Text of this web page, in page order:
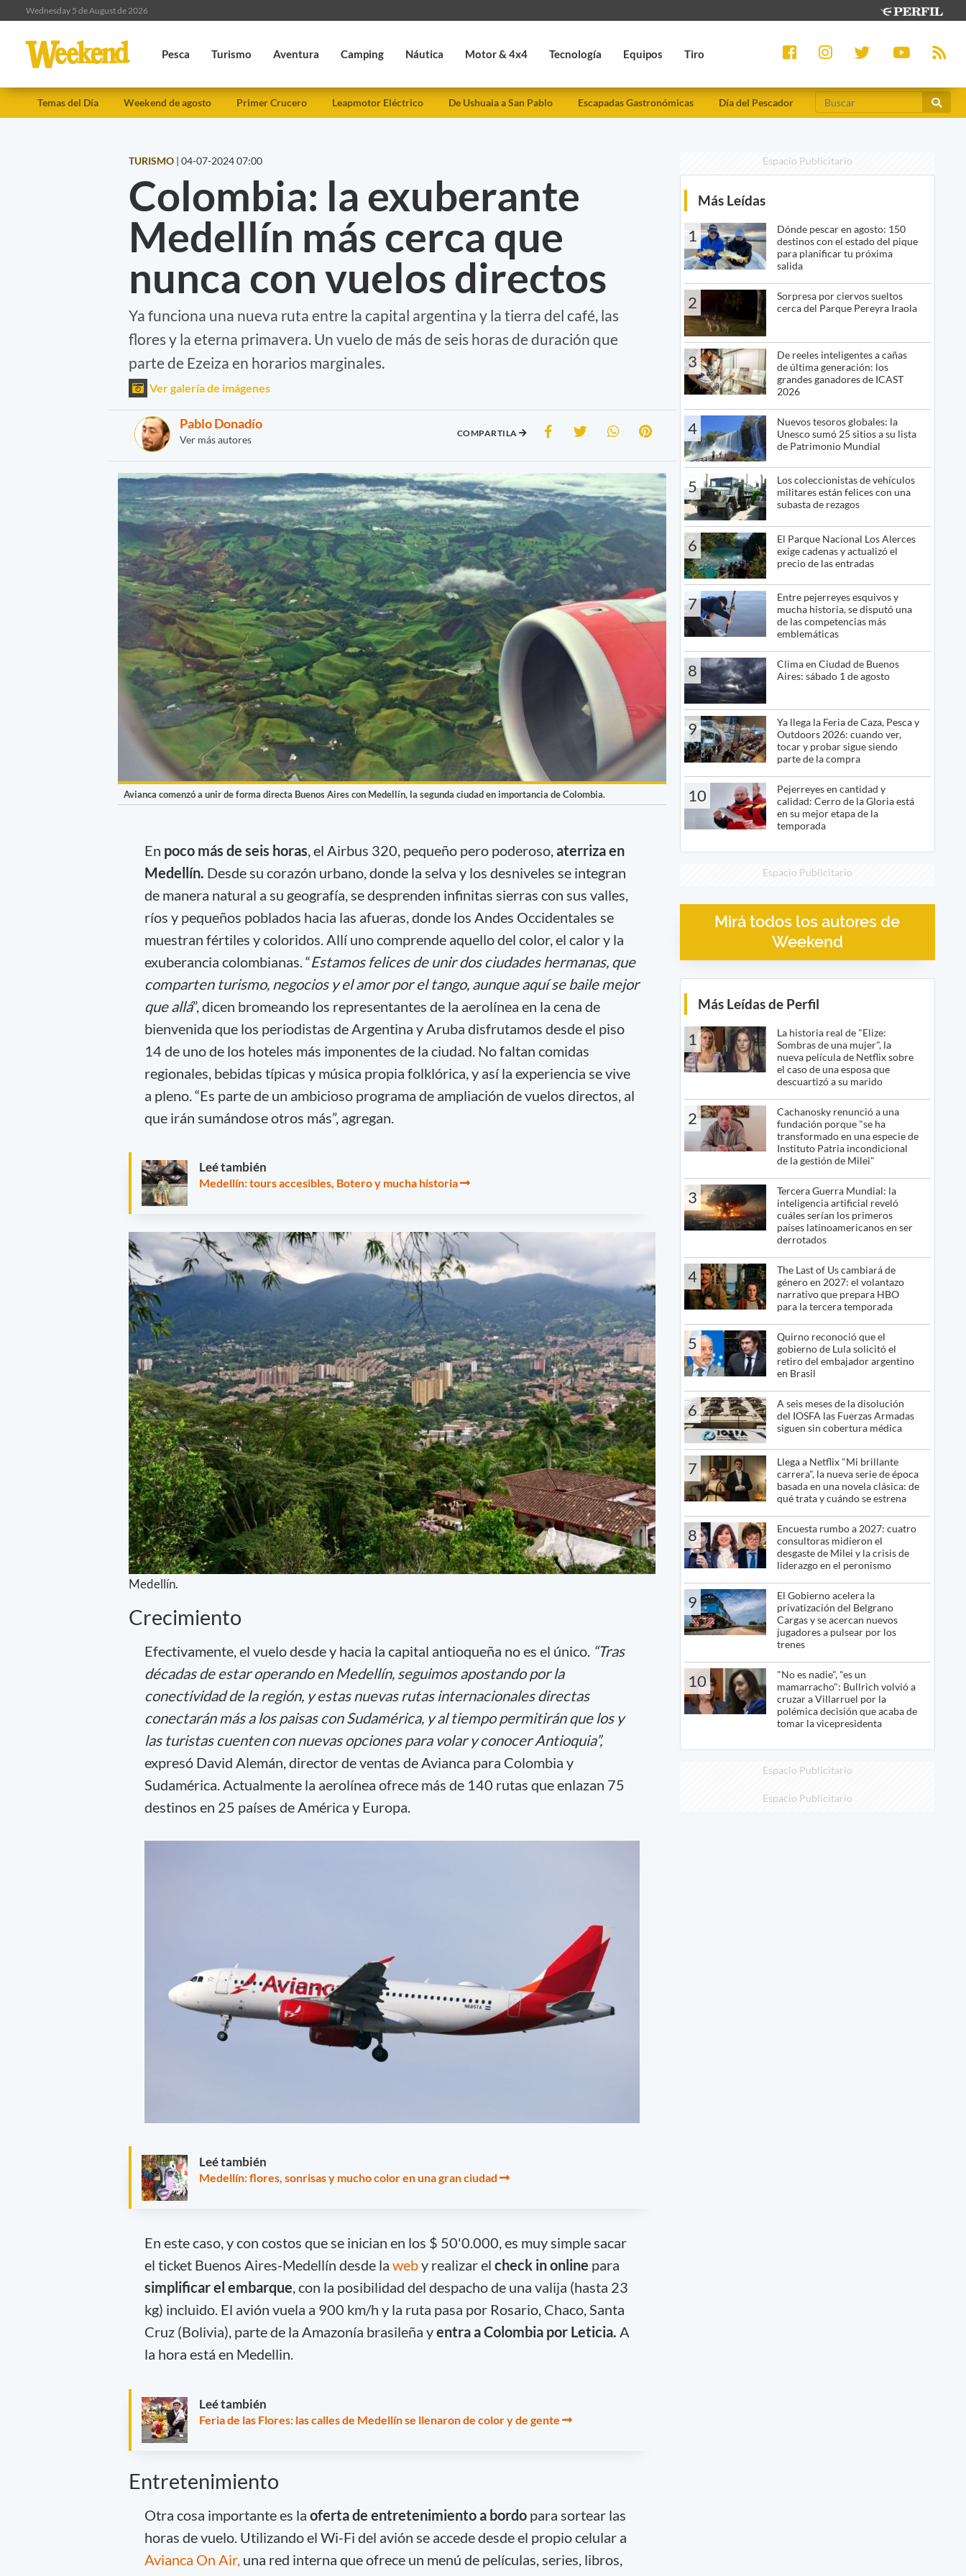
Wednesday 5 de August de 2026
Pesca Turismo Aventura Camping Náutica Motor & 4x4 Tecnología Equipos Tiro
Temas del Día Weekend de agosto Primer Crucero Leapmotor Eléctrico De Ushuaia a San Pablo Escapadas Gastronómicas Día del Pescador
TURISMO | 04-07-2024 07:00
Colombia: la exuberante
Medellín más cerca que
nunca con vuelos directos
Ya funciona una nueva ruta entre la capital argentina y la tierra del café, las
flores y la eterna primavera. Un vuelo de más de seis horas de duración que
parte de Ezeiza en horarios marginales.
Ver galería de imágenes
Pablo Donadío
Ver más autores
COMPARTILA
Avianca comenzó a unir de forma directa Buenos Aires con Medellín, la segunda ciudad en importancia de Colombia.
En poco más de seis horas , el Airbus 320, pequeño pero poderoso, aterriza en
Medellín. Desde su corazón urbano, donde la selva y los desniveles se integran
de manera natural a su geografía, se desprenden infinitas sierras con sus valles,
ríos y pequeños poblados hacia las afueras, donde los Andes Occidentales se
muestran fértiles y coloridos. Allí uno comprende aquello del color, el calor y la
exuberancia colombianas. “Estamos felices de unir dos ciudades hermanas, que
comparten turismo, negocios y el amor por el tango, aunque aquí se baile mejor
que allá”, dicen bromeando los representantes de la aerolínea en la cena de
bienvenida que los periodistas de Argentina y Aruba disfrutamos desde el piso
14 de uno de los hoteles más imponentes de la ciudad. No faltan comidas
regionales, bebidas típicas y música propia folklórica, y así la experiencia se vive
a pleno. “Es parte de un ambicioso programa de ampliación de vuelos directos, al
que irán sumándose otros más”, agregan.
Leé también
Medellín: tours accesibles, Botero y mucha historia
Medellín.
Crecimiento
Efectivamente, el vuelo desde y hacia la capital antioqueña no es el único. “Tras
décadas de estar operando en Medellín, seguimos apostando por la
conectividad de la región, y estas nuevas rutas internacionales directas
conectarán más a los paisas con Sudamérica, y al tiempo permitirán que los y
las turistas cuenten con nuevas opciones para volar y conocer Antioquia”,
expresó David Alemán, director de ventas de Avianca para Colombia y
Sudamérica. Actualmente la aerolínea ofrece más de 140 rutas que enlazan 75
destinos en 25 países de América y Europa.
Leé también
Medellín: flores, sonrisas y mucho color en una gran ciudad
En este caso, y con costos que se inician en los $ 50'0.000, es muy simple sacar
el ticket Buenos Aires-Medellín desde la weby realizar el check in online para
simplificar el embarque, con la posibilidad del despacho de una valija (hasta 23
kg) incluido. El avión vuela a 900 km/h y la ruta pasa por Rosario, Chaco, Santa
Cruz (Bolivia), parte de la Amazonía brasileña yentra a Colombia por Leticia. A
la hora está en Medellin.
Leé también
Feria de las Flores: las calles de Medellín se llenaron de color y de gente
Entretenimiento
Otra cosa importante es la oferta de entretenimiento a bordo para sortear las
horas de vuelo. Utilizando el Wi-Fi del avión se accede desde el propio celular a
Avianca On Air,una red interna que ofrece un menú de películas, series, libros,
Espacio Publicitario
Más Leídas
1
Dónde pescar en agosto: 150
destinos con el estado del pique
para planificar tu próxima
salida
2
Sorpresa por ciervos sueltos
cerca del Parque Pereyra Iraola
3
De reeles inteligentes a cañas
de última generación: los
grandes ganadores de ICAST
2026
4
Nuevos tesoros globales: la
Unesco sumó 25 sitios a su lista
de Patrimonio Mundial
5
Los coleccionistas de vehículos
militares están felices con una
subasta de rezagos
6
El Parque Nacional Los Alerces
exige cadenas y actualizó el
precio de las entradas
7
Entre pejerreyes esquivos y
mucha historia, se disputó una
de las competencias más
emblemáticas
8
Clima en Ciudad de Buenos
Aires: sábado 1 de agosto
9
Ya llega la Feria de Caza, Pesca y
Outdoors 2026: cuando ver,
tocar y probar sigue siendo
parte de la compra
10
Pejerreyes en cantidad y
calidad: Cerro de la Gloria está
en su mejor etapa de la
temporada
Espacio Publicitario
Mirá todos los autores de
Weekend
Más Leídas de Perfil
1
La historia real de "Elize:
Sombras de una mujer", la
nueva película de Netflix sobre
el caso de una esposa que
descuartizó a su marido
2
Cachanosky renunció a una
fundación porque "se ha
transformado en una especie de
Instituto Patria incondicional
de la gestión de Milei"
3
Tercera Guerra Mundial: la
inteligencia artificial reveló
cuáles serían los primeros
países latinoamericanos en ser
derrotados
4
The Last of Us cambiará de
género en 2027: el volantazo
narrativo que prepara HBO
para la tercera temporada
5
Quirno reconoció que el
gobierno de Lula solicitó el
retiro del embajador argentino
en Brasil
6
A seis meses de la disolución
del IOSFA las Fuerzas Armadas
siguen sin cobertura médica
7
Llega a Netflix "Mi brillante
carrera", la nueva serie de época
basada en una novela clásica: de
qué trata y cuándo se estrena
8
Encuesta rumbo a 2027: cuatro
consultoras midieron el
desgaste de Milei y la crisis de
liderazgo en el peronismo
9
El Gobierno acelera la
privatización del Belgrano
Cargas y se acercan nuevos
jugadores a pulsear por los
trenes
10
"No es nadie", "es un
mamarracho": Bullrich volvió a
cruzar a Villarruel por la
polémica decisión que acaba de
tomar la vicepresidenta
Espacio Publicitario
Espacio Publicitario